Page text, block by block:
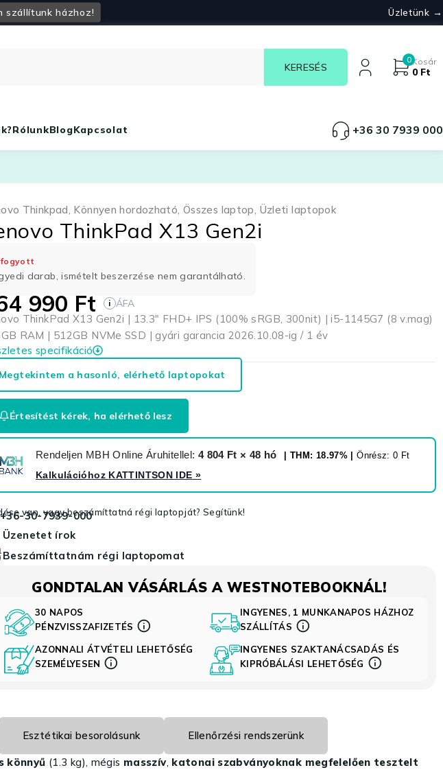
szállítunk házhoz! Üzletünk →
0Kosár
0 Ft
RólunkBlogKapcsolat +36 30 7939 000
Thinkpad, Könnyen hordozható, Összes laptop, Üzleti laptopok
ThinkPad X13 Gen2i
darab, ismételt beszerzése nem garantálható.
990 Ft i ÁFA
ThinkPad X13 Gen2i | 13.3″ FHD+ IPS (100% sRGB, 300nit) | i5-1145G7 (8 v.mag)
RAM | 512GB NVMe SSD | gyári garancia 2026.10.08-ig / 1 év
specifikáció
Megtekintem a hasonló, elérhető laptopokat
Értesítést kérek, ha elérhető lesz
Rendeljen MBH Online Áruhitellel: 4 804 Ft × 48 hó | THM: 18.97% |Önrész: 0 Ft
Kalkulációhoz KATTINTSON IDE »
van, vagy beszámíttatná régi laptopját? Segítünk!
+36-30-7939-000
Üzenetet írok
Beszámíttatnám régi laptopomat
GONDTALAN VÁSÁRLÁS A WESTNOTEBOOKNÁL!
30 NAPOS
PÉNZVISSZAFIZETÉS
INGYENES, 1 MUNKANAPOS HÁZHOZ
SZÁLLÍTÁS
AZONNALI ÁTVÉTELI LEHETŐSÉG
SZEMÉLYESEN
INGYENES SZAKTANÁCSADÁS ÉS
KIPRÓBÁLÁSI LEHETŐSÉG
Esztétikai besorolásunk Ellenőrzési rendszerünk
könnyű (1.3 kg), mégis masszív, katonai szabványoknak megfelelően tesztelt